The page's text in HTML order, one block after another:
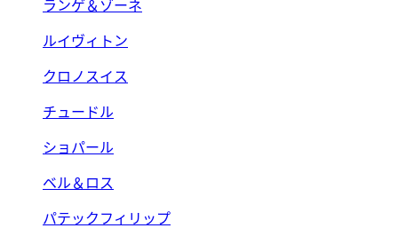
ランゲ＆ゾーネ
ルイヴィトン
クロノスイス
チュードル
ショパール
ベル＆ロス
パテックフィリップ